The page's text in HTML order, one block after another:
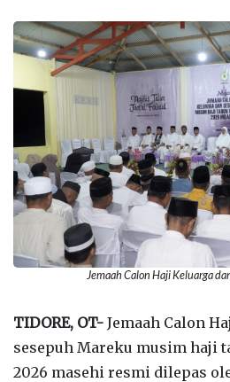
Jemaah Calon Haji Keluarga
TIDORE, OT- Jemaah Calon
sesepuh Mareku musim haji
2026 masehi resmi dilepas